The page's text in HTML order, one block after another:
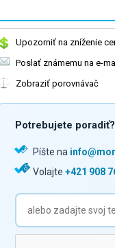
Upozorniť na zníženie
Poslať známemu na e-
Zobraziť porovnávač
Potrebujete
Píšte na
Volajte +421 908